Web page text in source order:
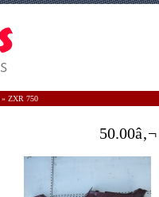
» ZXR 750
50.00â‚¬